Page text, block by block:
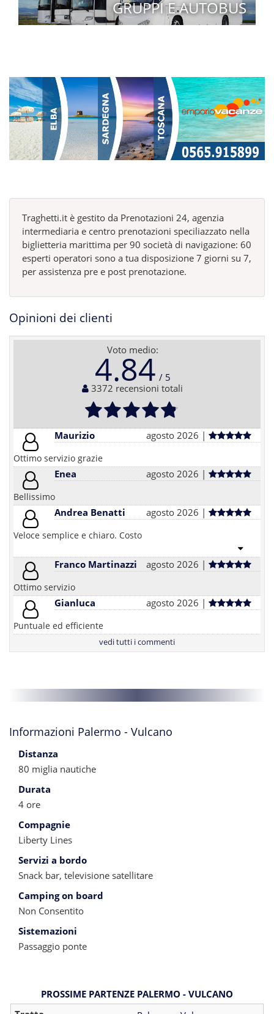
GRUPPI E AUTOBUS
Traghetti.it è gestito da Prenotazioni 24, agenzia
intermediaria e centro prenotazioni speciliazzato nella
biglietteria marittima per 90 società di navigazione: 60
esperti operatori sono a tua disposizione 7 giorni su 7,
per assistenza pre e post prenotazione.
Opinioni dei clienti
Voto medio:
4.84
3372 recensioni totali
Maurizio agosto 2026 |
Ottimo servizio grazie
Enea agosto 2026 |
Bellissimo
Andrea Benatti agosto 2026 |
Veloce semplice e chiaro. Costo
Franco Martinazzi agosto 2026 |
Ottimo servizio
Gianluca agosto 2026 |
Puntuale ed efficiente
vedi tutti i commenti
Informazioni Palermo - Vulcano
Distanza
80 miglia nautiche
Durata
4 ore
Compagnie
Liberty Lines
Servizi a bordo
Snack bar, televisione satellitare
Camping on board
Non Consentito
Sistemazioni
Passaggio ponte
PROSSIME PARTENZE PALERMO - VULCANO